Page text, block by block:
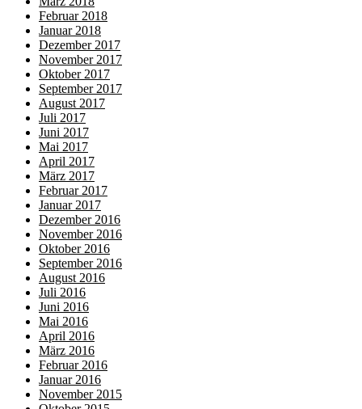
Februar 2018
Januar 2018
Dezember 2017
November 2017
Oktober 2017
September 2017
August 2017
Juli 2017
Juni 2017
Mai 2017
April 2017
März 2017
Februar 2017
Januar 2017
Dezember 2016
November 2016
Oktober 2016
September 2016
August 2016
Juli 2016
Juni 2016
Mai 2016
April 2016
März 2016
Februar 2016
Januar 2016
November 2015